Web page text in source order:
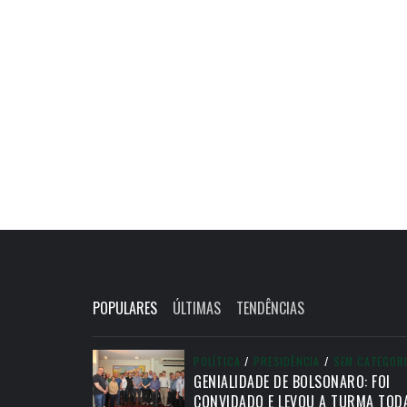
POPULARES ÚLTIMAS TENDÊNCIAS
POLÍTICA / PRESIDÊNCIA / SEM
GENIALIDADE DE BOLSONARO: FOI
CONVIDADO E LEVOU A TURMA